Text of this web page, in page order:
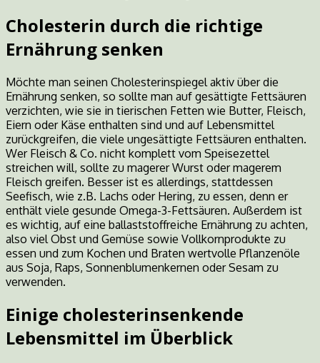
Cholesterin durch die richtige
Ernährung senken
Möchte man seinen Cholesterinspiegel aktiv über die
Ernährung senken, so sollte man auf gesättigte Fettsäuren
verzichten, wie sie in tierischen Fetten wie Butter, Fleisch,
Eiern oder Käse enthalten sind und auf Lebensmittel
zurückgreifen, die viele ungesättigte Fettsäuren enthalten.
Wer Fleisch & Co. nicht komplett vom Speisezettel
streichen will, sollte zu magerer Wurst oder magerem
Fleisch greifen. Besser ist es allerdings, stattdessen
Seefisch, wie z.B. Lachs oder Hering, zu essen, denn er
enthält viele gesunde Omega-3-Fettsäuren. Außerdem ist
es wichtig, auf eine ballaststoffreiche Ernährung zu achten,
also viel Obst und Gemüse sowie Vollkornprodukte zu
essen und zum Kochen und Braten wertvolle Pflanzenöle
aus Soja, Raps, Sonnenblumenkernen oder Sesam zu
verwenden.
Einige cholesterinsenkende
Lebensmittel im Überblick